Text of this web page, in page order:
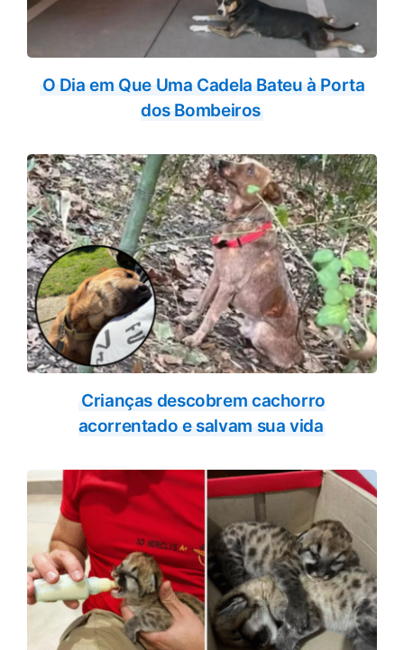
O Dia em Que Uma Cadela Bateu à Porta
dos Bombeiros
Crianças descobrem cachorro
acorrentado e salvam sua vida